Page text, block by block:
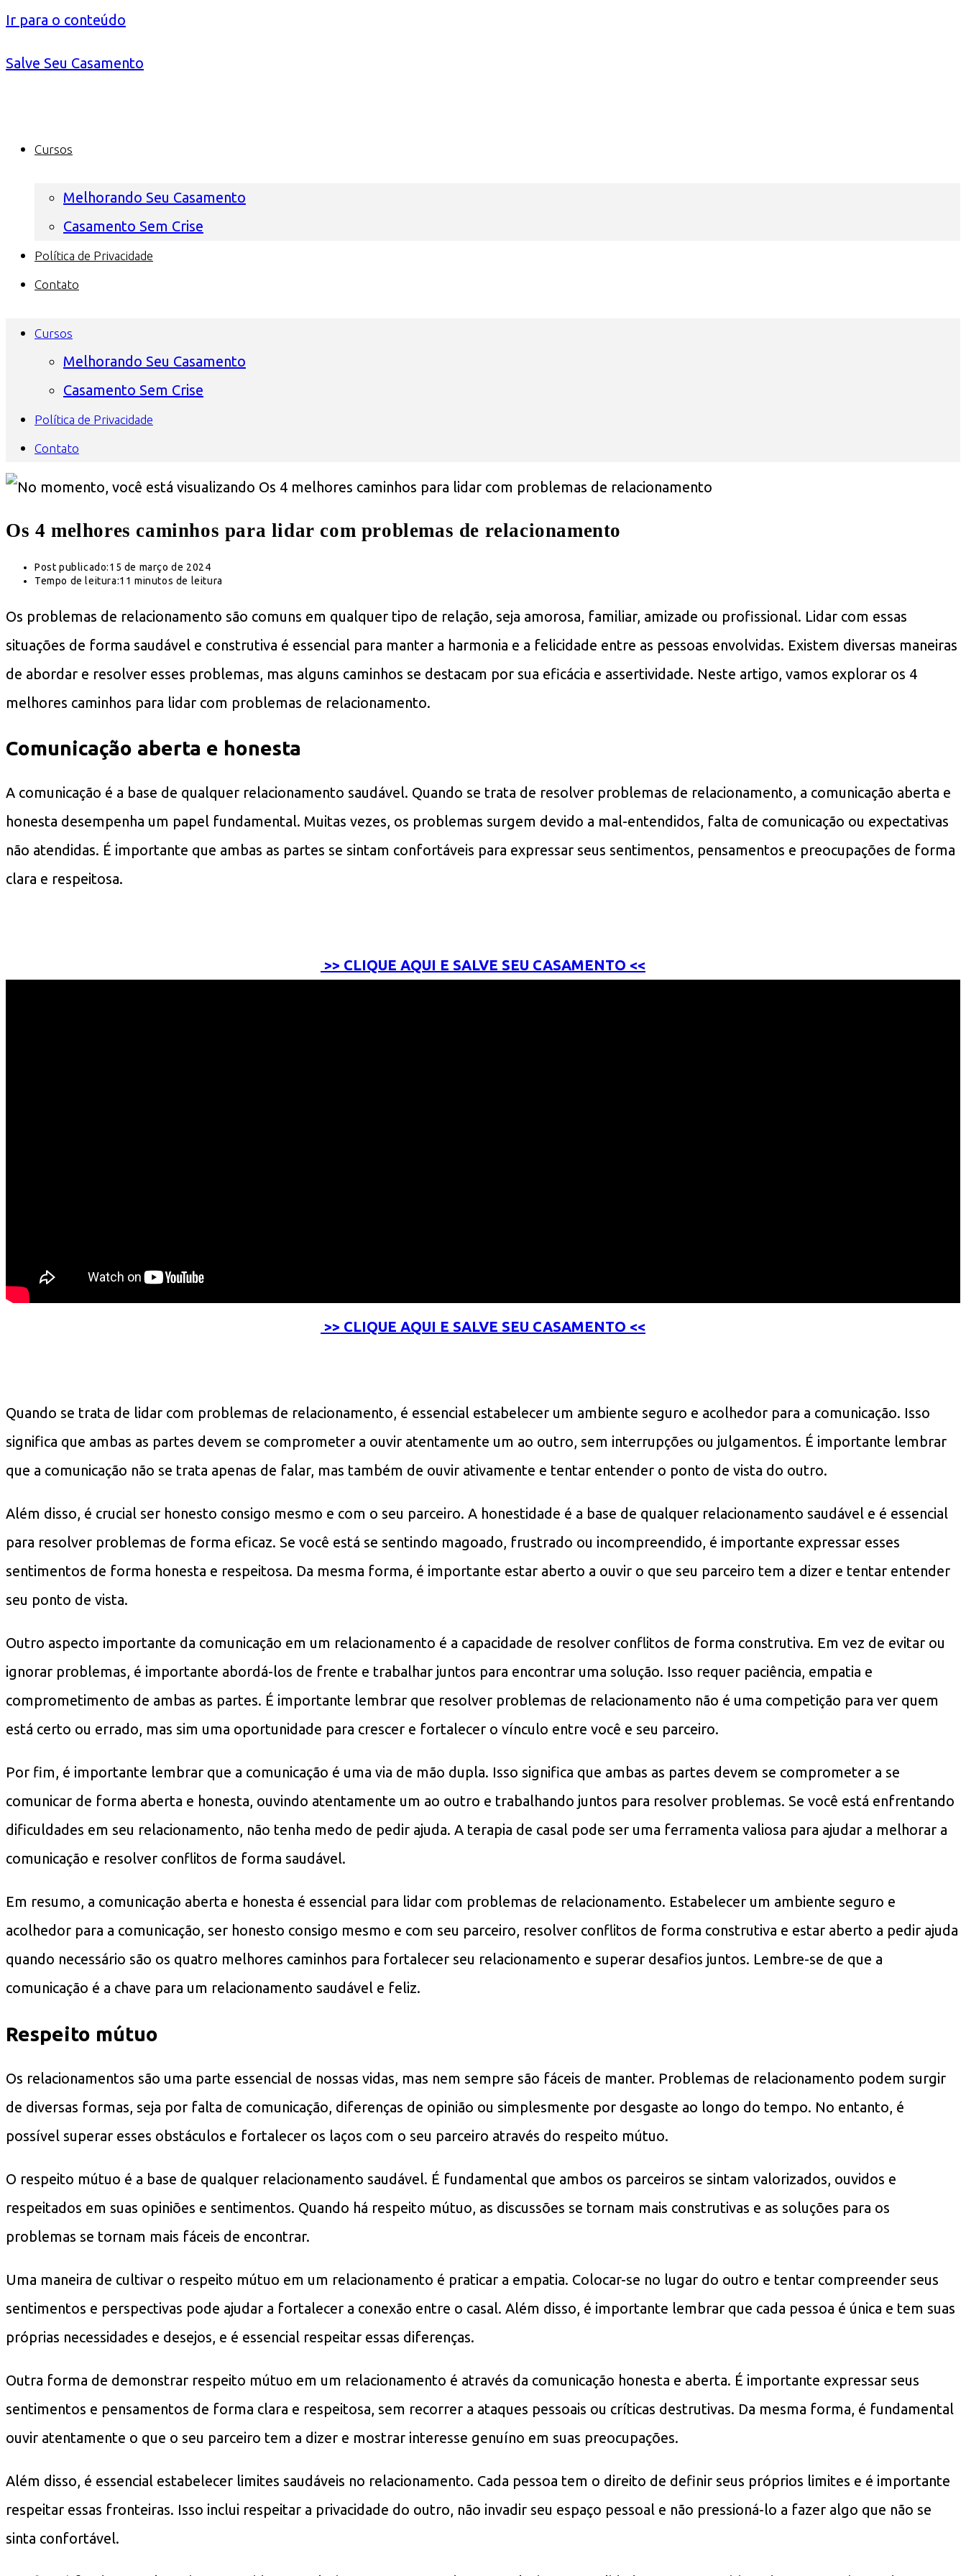
Ir para o conteúdo
Salve Seu Casamento
Cursos
Melhorando Seu Casamento
Casamento Sem Crise
Política de Privacidade
Contato
Cursos
Melhorando Seu Casamento
Casamento Sem Crise
Política de Privacidade
Contato
Os 4 melhores caminhos para lidar com problemas de relacionamento
Post publicado:15 de março de 2024
Tempo de leitura:11 minutos de leitura
Os problemas de relacionamento são comuns em qualquer tipo de relação, seja amorosa, familiar, amizade ou profissional. Lidar com essas
situações de forma saudável e construtiva é essencial para manter a harmonia e a felicidade entre as pessoas envolvidas. Existem diversas maneiras
de abordar e resolver esses problemas, mas alguns caminhos se destacam por sua eficácia e assertividade. Neste artigo, vamos explorar os 4
melhores caminhos para lidar com problemas de relacionamento.
Comunicação aberta e honesta
A comunicação é a base de qualquer relacionamento saudável. Quando se trata de resolver problemas de relacionamento, a comunicação aberta e
honesta desempenha um papel fundamental. Muitas vezes, os problemas surgem devido a mal-entendidos, falta de comunicação ou expectativas
não atendidas. É importante que ambas as partes se sintam confortáveis para expressar seus sentimentos, pensamentos e preocupações de forma
clara e respeitosa.
>> CLIQUE AQUI E SALVE SEU CASAMENTO <<
>> CLIQUE AQUI E SALVE SEU CASAMENTO <<
Quando se trata de lidar com problemas de relacionamento, é essencial estabelecer um ambiente seguro e acolhedor para a comunicação. Isso
significa que ambas as partes devem se comprometer a ouvir atentamente um ao outro, sem interrupções ou julgamentos. É importante lembrar
que a comunicação não se trata apenas de falar, mas também de ouvir ativamente e tentar entender o ponto de vista do outro.
Além disso, é crucial ser honesto consigo mesmo e com o seu parceiro. A honestidade é a base de qualquer relacionamento saudável e é essencial
para resolver problemas de forma eficaz. Se você está se sentindo magoado, frustrado ou incompreendido, é importante expressar esses
sentimentos de forma honesta e respeitosa. Da mesma forma, é importante estar aberto a ouvir o que seu parceiro tem a dizer e tentar entender
seu ponto de vista.
Outro aspecto importante da comunicação em um relacionamento é a capacidade de resolver conflitos de forma construtiva. Em vez de evitar ou
ignorar problemas, é importante abordá-los de frente e trabalhar juntos para encontrar uma solução. Isso requer paciência, empatia e
comprometimento de ambas as partes. É importante lembrar que resolver problemas de relacionamento não é uma competição para ver quem
está certo ou errado, mas sim uma oportunidade para crescer e fortalecer o vínculo entre você e seu parceiro.
Por fim, é importante lembrar que a comunicação é uma via de mão dupla. Isso significa que ambas as partes devem se comprometer a se
comunicar de forma aberta e honesta, ouvindo atentamente um ao outro e trabalhando juntos para resolver problemas. Se você está enfrentando
dificuldades em seu relacionamento, não tenha medo de pedir ajuda. A terapia de casal pode ser uma ferramenta valiosa para ajudar a melhorar a
comunicação e resolver conflitos de forma saudável.
Em resumo, a comunicação aberta e honesta é essencial para lidar com problemas de relacionamento. Estabelecer um ambiente seguro e
acolhedor para a comunicação, ser honesto consigo mesmo e com seu parceiro, resolver conflitos de forma construtiva e estar aberto a pedir ajuda
quando necessário são os quatro melhores caminhos para fortalecer seu relacionamento e superar desafios juntos. Lembre-se de que a
comunicação é a chave para um relacionamento saudável e feliz.
Respeito mútuo
Os relacionamentos são uma parte essencial de nossas vidas, mas nem sempre são fáceis de manter. Problemas de relacionamento podem surgir
de diversas formas, seja por falta de comunicação, diferenças de opinião ou simplesmente por desgaste ao longo do tempo. No entanto, é
possível superar esses obstáculos e fortalecer os laços com o seu parceiro através do respeito mútuo.
O respeito mútuo é a base de qualquer relacionamento saudável. É fundamental que ambos os parceiros se sintam valorizados, ouvidos e
respeitados em suas opiniões e sentimentos. Quando há respeito mútuo, as discussões se tornam mais construtivas e as soluções para os
problemas se tornam mais fáceis de encontrar.
Uma maneira de cultivar o respeito mútuo em um relacionamento é praticar a empatia. Colocar-se no lugar do outro e tentar compreender seus
sentimentos e perspectivas pode ajudar a fortalecer a conexão entre o casal. Além disso, é importante lembrar que cada pessoa é única e tem suas
próprias necessidades e desejos, e é essencial respeitar essas diferenças.
Outra forma de demonstrar respeito mútuo em um relacionamento é através da comunicação honesta e aberta. É importante expressar seus
sentimentos e pensamentos de forma clara e respeitosa, sem recorrer a ataques pessoais ou críticas destrutivas. Da mesma forma, é fundamental
ouvir atentamente o que o seu parceiro tem a dizer e mostrar interesse genuíno em suas preocupações.
Além disso, é essencial estabelecer limites saudáveis no relacionamento. Cada pessoa tem o direito de definir seus próprios limites e é importante
respeitar essas fronteiras. Isso inclui respeitar a privacidade do outro, não invadir seu espaço pessoal e não pressioná-lo a fazer algo que não se
sinta confortável.